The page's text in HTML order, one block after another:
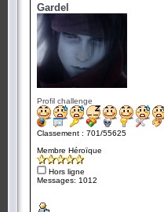
Gardel
Profil challenge
Classement : 701/55625
Membre Héroïque
Hors ligne
Messages: 1012